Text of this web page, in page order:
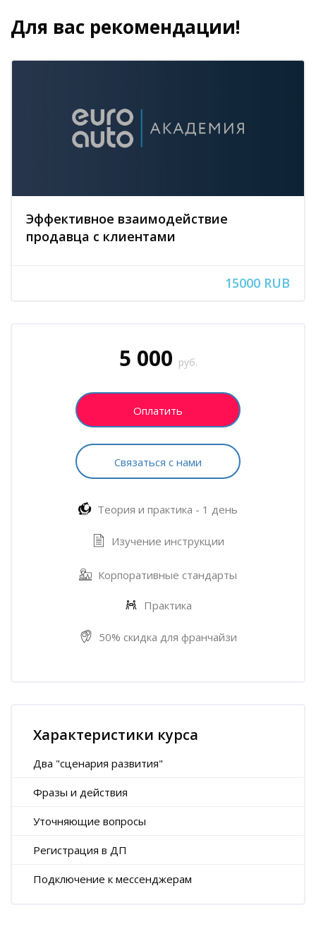
Блоки
Пропустить [Cocoon] Похожие курсы
Для вас рекомендации!
Эффективное взаимодействие
продавца с клиентами
15000 RUB
5 000 руб.
Оплатить
Связаться с нами
Теория и практика - 1 день
Изучение инструкции
Корпоративные стандарты
Практика
50% скидка для франчайзи
Характеристики курса
Два "сценария развития"
Фразы и действия
Уточняющие вопросы
Регистрация в ДП
Подключение к мессенджерам